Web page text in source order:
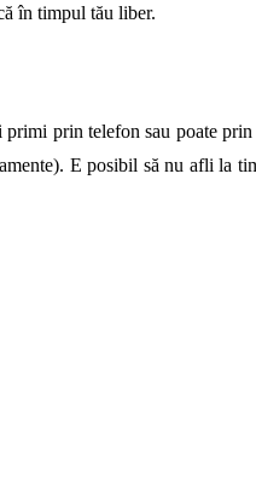
în timpul tău liber.
prin telefon sau poate
E posibil să nu afli la